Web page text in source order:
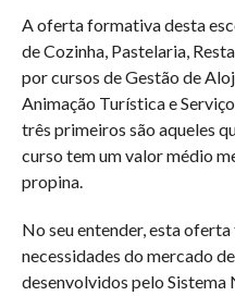
A oferta formativa desta
de Cozinha, Pastelaria,
por cursos de Gestão de
Animação Turística e
três primeiros são aqueles
curso tem um valor médio
propina.
No seu entender, esta
necessidades do mercado
desenvolvidos pelo Sistema